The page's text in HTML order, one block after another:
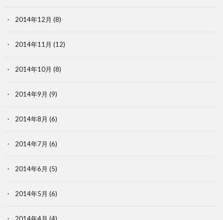
2014年12月 (8)
2014年11月 (12)
2014年10月 (8)
2014年9月 (9)
2014年8月 (6)
2014年7月 (6)
2014年6月 (5)
2014年5月 (6)
2014年4月 (4)